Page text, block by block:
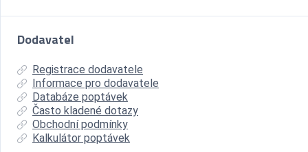
Dodavatel
Registrace dodavatele
Informace pro dodavatele
Databáze poptávek
Často kladené dotazy
Obchodní podmínky
Kalkulátor poptávek